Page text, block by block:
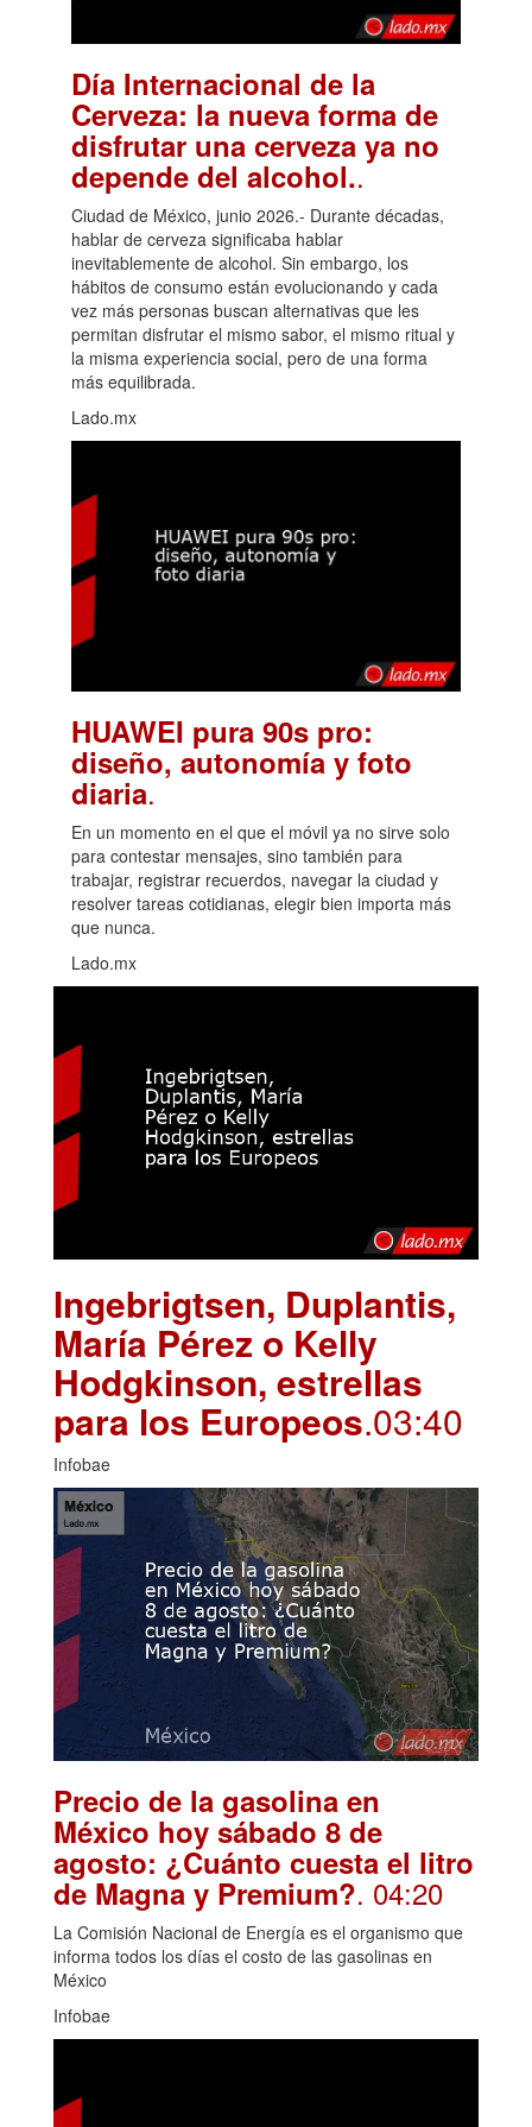
Día Internacional de la
Cerveza: la nueva forma de
disfrutar una cerveza ya no
depende del alcohol..
Ciudad de México, junio 2026.- Durante décadas,
hablar de cerveza significaba hablar
inevitablemente de alcohol. Sin embargo, los
hábitos de consumo están evolucionando y cada
vez más personas buscan alternativas que les
permitan disfrutar el mismo sabor, el mismo ritual y
la misma experiencia social, pero de una forma
más equilibrada.
Lado.mx
HUAWEI pura 90s pro:
diseño, autonomía y foto
diaria.
En un momento en el que el móvil ya no sirve solo
para contestar mensajes, sino también para
trabajar, registrar recuerdos, navegar la ciudad y
resolver tareas cotidianas, elegir bien importa más
que nunca.
Lado.mx
Ingebrigtsen, Duplantis,
María Pérez o Kelly
Hodgkinson, estrellas
para los Europeos.03:40
Infobae
Precio de la gasolina en
México hoy sábado 8 de
agosto: ¿Cuánto cuesta el litro
de Magna y Premium?. 04:20
La Comisión Nacional de Energía es el organismo que
informa todos los días el costo de las gasolinas en
México
Infobae